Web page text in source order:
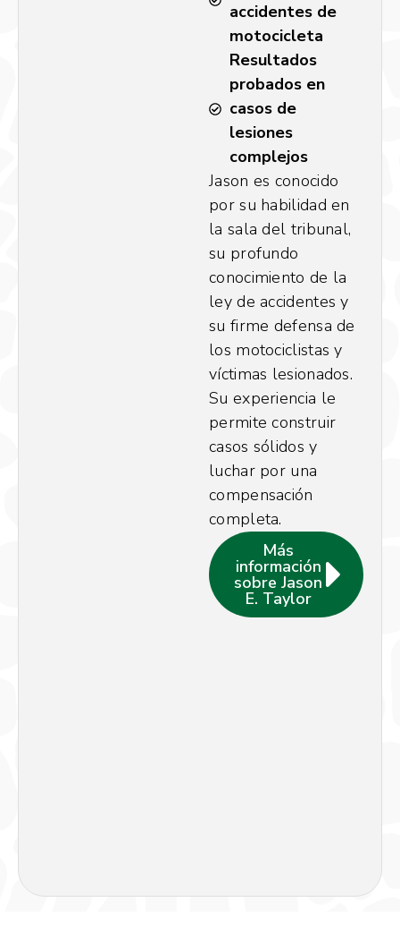
accidentes de
motocicleta
Resultados
probados en
casos de
lesiones
complejos
Jason es conocido
por su habilidad en
la sala del tribunal,
su profundo
conocimiento de la
ley de accidentes y
su firme defensa de
los motociclistas y
víctimas lesionados.
Su experiencia le
permite construir
casos sólidos y
luchar por una
compensación
completa.
Más
información
sobre Jason
E. Taylor